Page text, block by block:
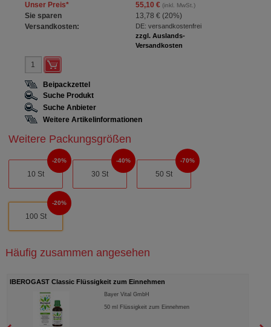
Unser Preis* 55,10 €(inkl. MwSt.)
Sie sparen 13,78 € (20%)
Versandkosten:
DE: versandkostenfrei
zzgl. Auslands-
Versandkosten
Beipackzettel
Suche Produkt
Suche Anbieter
Weitere Artikelinformationen
Weitere Packungsgrößen
10 St
20%
30 St
40%
50 St
70%
100 St
20%
Häufig zusammen angesehen
MOVICOL Beutel Plv.z.Her.e.Lsg.z.Einnehmen
100